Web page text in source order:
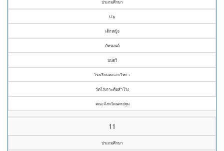
ประถมศึกษา
ป.๖
เด็กหญิง
ภัทรมนต์
มนตรี
โรงเรียนหอเอกวิทยา
วัดไร่เกาะต้นสำโรง
คณะจังหวัดนครปฐม
11
ประถมศึกษา